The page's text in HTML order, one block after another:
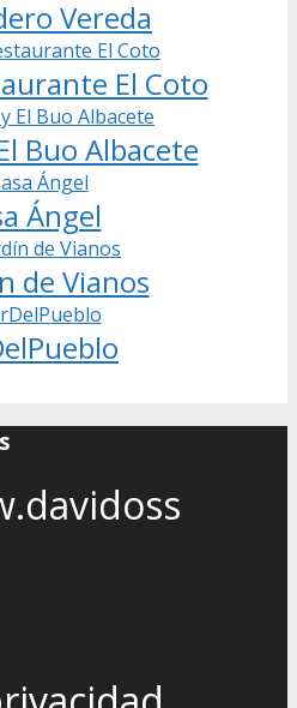
Vereda
El Coto
Buo Albacete
Ángel
de Vianos